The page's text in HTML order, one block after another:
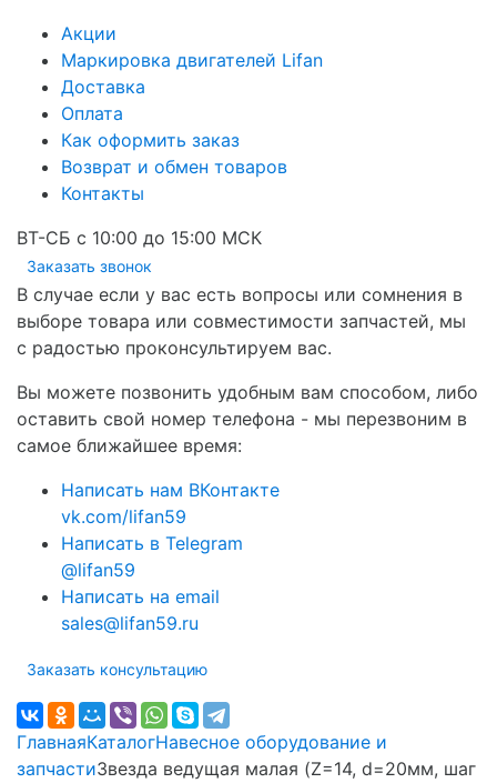
Акции
Маркировка двигателей Lifan
Доставка
Оплата
Как оформить заказ
Возврат и обмен товаров
Контакты
ВТ-СБ с 10:00 до 15:00 МСК
Заказать звонок
В случае если у вас есть вопросы или сомнения в
выборе товара или совместимости запчастей, мы
с радостью проконсультируем вас.
Вы можете позвонить удобным вам способом, либо
оставить свой номер телефона - мы перезвоним в
самое ближайшее время:
Написать нам ВКонтакте
vk.com/lifan59
Написать в Telegram
@lifan59
Написать на email
sales@lifan59.ru
Заказать консультацию
ГлавнаяКаталогНавесное оборудование и
запчастиЗвезда ведущая малая (Z=14, d=20мм, шаг